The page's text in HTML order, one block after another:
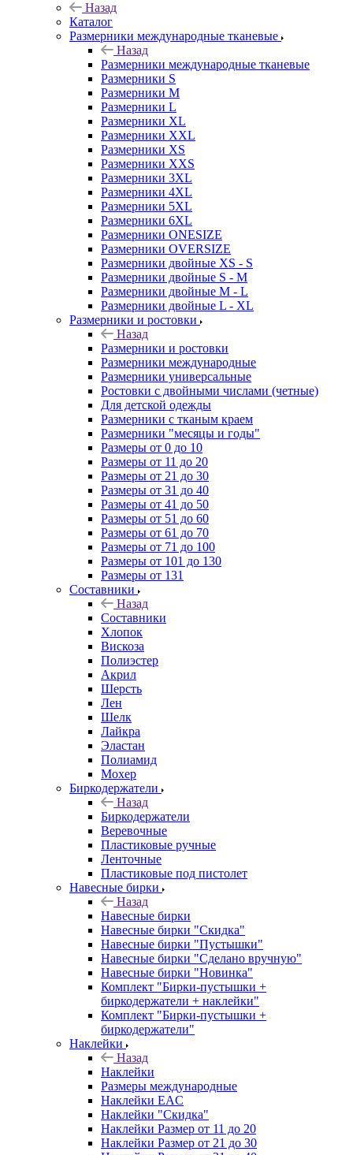
Назад
Каталог
Размерники международные тканевые
Назад
Размерники международные тканевые
Размерники S
Размерники M
Размерники L
Размерники XL
Размерники XXL
Размерники XS
Размерники XXS
Размерники 3XL
Размерники 4XL
Размерники 5XL
Размерники 6XL
Размерники ONESIZE
Размерники OVERSIZE
Размерники двойные XS - S
Размерники двойные S - M
Размерники двойные M - L
Размерники двойные L - XL
Размерники и ростовки
Назад
Размерники и ростовки
Размерники международные
Размерники универсальные
Ростовки с двойными числами (четные)
Для детской одежды
Размерники с тканым краем
Размерники "месяцы и годы"
Размеры от 0 до 10
Размеры от 11 до 20
Размеры от 21 до 30
Размеры от 31 до 40
Размеры от 41 до 50
Размеры от 51 до 60
Размеры от 61 до 70
Размеры от 71 до 100
Размеры от 101 до 130
Размеры от 131
Составники
Назад
Составники
Хлопок
Вискоза
Полиэстер
Акрил
Шерсть
Лен
Шелк
Лайкра
Эластан
Полиамид
Мохер
Биркодержатели
Назад
Биркодержатели
Веревочные
Пластиковые ручные
Ленточные
Пластиковые под пистолет
Навесные бирки
Назад
Навесные бирки
Навесные бирки "Скидка"
Навесные бирки "Пустышки"
Навесные бирки "Сделано вручную"
Навесные бирки "Новинка"
Комплект "Бирки-пустышки +
биркодержатели + наклейки"
Комплект "Бирки-пустышки +
биркодержатели"
Наклейки
Назад
Наклейки
Размеры международные
Наклейки EAC
Наклейки "Скидка"
Наклейки Размер от 11 до 20
Наклейки Размер от 21 до 30